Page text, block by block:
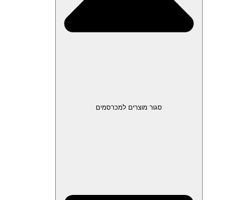
סגור מוצרים למכרסמים